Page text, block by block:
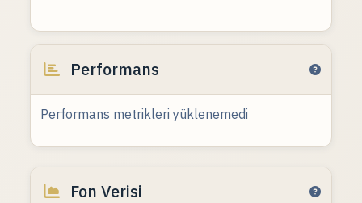
Performans
Performans metrikleri yüklenemedi
Fon Verisi